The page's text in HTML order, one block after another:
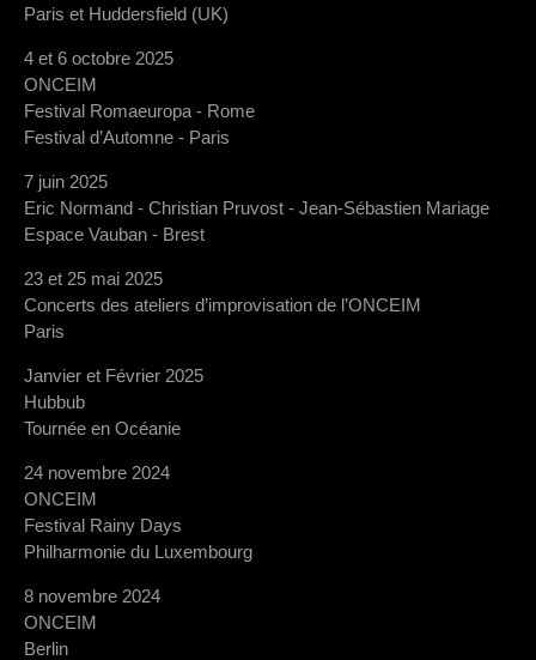
Paris et Huddersfield (UK)
4 et 6 octobre 2025
ONCEIM
Festival Romaeuropa - Rome
Festival d’Automne - Paris
7 juin 2025
Eric Normand - Christian Pruvost - Jean-Sébastien Mariage
Espace Vauban - Brest
23 et 25 mai 2025
Concerts des ateliers d’improvisation de l’ONCEIM
Paris
Janvier et Février 2025
Hubbub
Tournée en Océanie
24 novembre 2024
ONCEIM
Festival Rainy Days
Philharmonie du Luxembourg
8 novembre 2024
ONCEIM
Berlin